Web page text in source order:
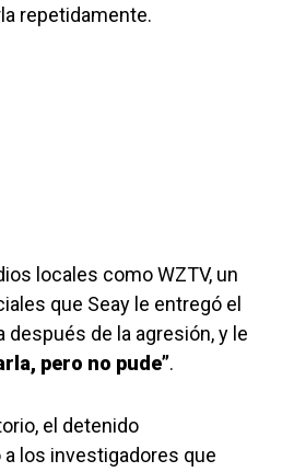
repetidamente.
locales como WZTV, un
que Seay le entregó el
después de la agresión, y le
pero no pude”.
el detenido
los investigadores que